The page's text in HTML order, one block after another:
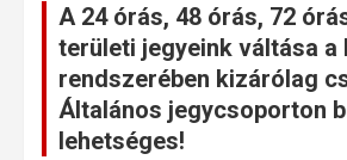
A 24 órás, 48 órás, 72
területi jegyeink váltása a
rendszerében kizárólag
Általános jegycsoporton
lehetséges!